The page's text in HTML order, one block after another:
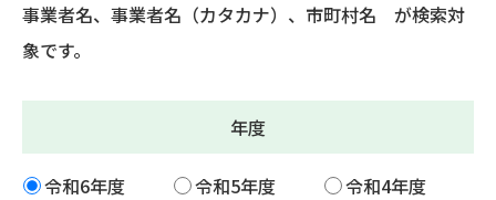
事業者名、事業者名（カタカナ）、市町村名 が検索対
象です。
年度
令和6年度 令和5年度
令和4年度